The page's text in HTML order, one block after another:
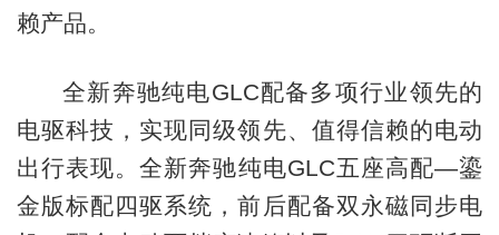
赖产品。
全新奔驰纯电GLC配备多项行业领先的
电驱科技，实现同级领先、值得信赖的电动
出行表现。全新奔驰纯电GLC五座高配—鎏
金版标配四驱系统，前后配备双永磁同步电